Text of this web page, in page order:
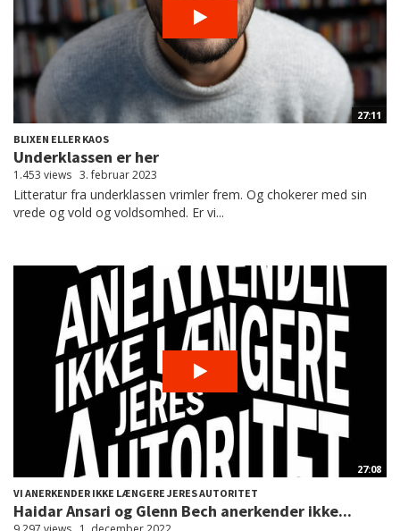
27:11
BLIXEN ELLER KAOS
Underklassen er her
1.453 views 3. februar 2023
Litteratur fra underklassen vrimler frem. Og chokerer med sin
vrede og vold og voldsomhed. Er vi...
27:08
VI ANERKENDER IKKE LÆNGERE JERES AUTORITET
Haidar Ansari og Glenn Bech anerkender ikke...